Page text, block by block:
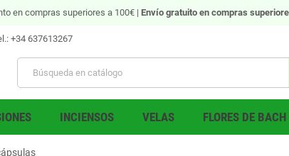
en compras superiores a 100€ | Envío gratuitoen compras
+34 637613267
INCIENSOS VELAS FLORES DE BACH